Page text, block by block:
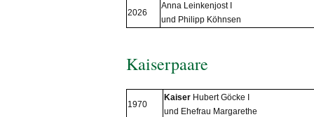
2026
Anna Leinkenjost I
und Philipp Köhnsen
Kaiserpaare
1970
Kaiser Hubert Göcke I
und Ehefrau Margarethe